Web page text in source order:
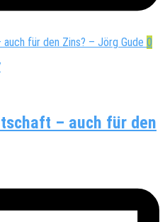
0
– auch für den